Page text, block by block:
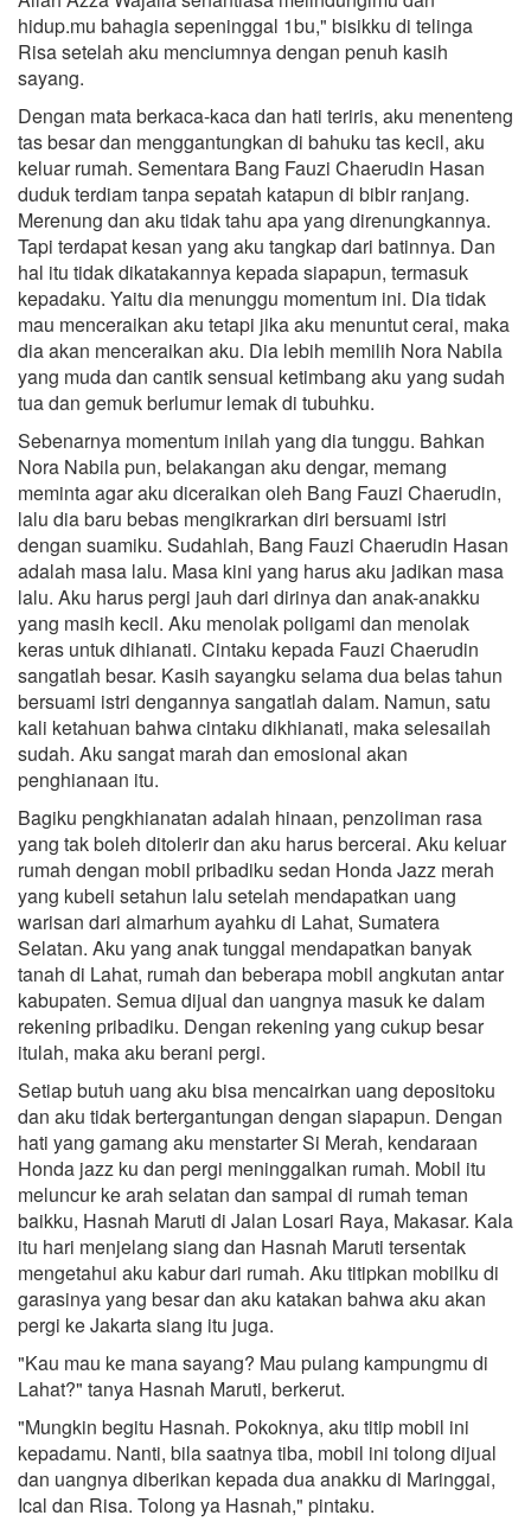
hidup.mu bahagia sepeninggal 1bu," bisikku di telinga
Risa setelah aku menciumnya dengan penuh kasih
sayang.
Dengan mata berkaca-kaca dan hati teriris, aku menenteng
tas besar dan menggantungkan di bahuku tas kecil, aku
keluar rumah. Sementara Bang Fauzi Chaerudin Hasan
duduk terdiam tanpa sepatah katapun di bibir ranjang.
Merenung dan aku tidak tahu apa yang direnungkannya.
Tapi terdapat kesan yang aku tangkap dari batinnya. Dan
hal itu tidak dikatakannya kepada siapapun, termasuk
kepadaku. Yaitu dia menunggu momentum ini. Dia tidak
mau menceraikan aku tetapi jika aku menuntut cerai, maka
dia akan menceraikan aku. Dia lebih memilih Nora Nabila
yang muda dan cantik sensual ketimbang aku yang sudah
tua dan gemuk berlumur lemak di tubuhku.
Sebenarnya momentum inilah yang dia tunggu. Bahkan
Nora Nabila pun, belakangan aku dengar, memang
meminta agar aku diceraikan oleh Bang Fauzi Chaerudin,
lalu dia baru bebas mengikrarkan diri bersuami istri
dengan suamiku. Sudahlah, Bang Fauzi Chaerudin Hasan
adalah masa lalu. Masa kini yang harus aku jadikan masa
lalu. Aku harus pergi jauh dari dirinya dan anak-anakku
yang masih kecil. Aku menolak poligami dan menolak
keras untuk dihianati. Cintaku kepada Fauzi Chaerudin
sangatlah besar. Kasih sayangku selama dua belas tahun
bersuami istri dengannya sangatlah dalam. Namun, satu
kali ketahuan bahwa cintaku dikhianati, maka selesailah
sudah. Aku sangat marah dan emosional akan
penghianaan itu.
Bagiku pengkhianatan adalah hinaan, penzoliman rasa
yang tak boleh ditolerir dan aku harus bercerai. Aku keluar
rumah dengan mobil pribadiku sedan Honda Jazz merah
yang kubeli setahun lalu setelah mendapatkan uang
warisan dari almarhum ayahku di Lahat, Sumatera
Selatan. Aku yang anak tunggal mendapatkan banyak
tanah di Lahat, rumah dan beberapa mobil angkutan antar
kabupaten. Semua dijual dan uangnya masuk ke dalam
rekening pribadiku. Dengan rekening yang cukup besar
itulah, maka aku berani pergi.
Setiap butuh uang aku bisa mencairkan uang depositoku
dan aku tidak bertergantungan dengan siapapun. Dengan
hati yang gamang aku menstarter Si Merah, kendaraan
Honda jazz ku dan pergi meninggalkan rumah. Mobil itu
meluncur ke arah selatan dan sampai di rumah teman
baikku, Hasnah Maruti di Jalan Losari Raya, Makasar. Kala
itu hari menjelang siang dan Hasnah Maruti tersentak
mengetahui aku kabur dari rumah. Aku titipkan mobilku di
garasinya yang besar dan aku katakan bahwa aku akan
pergi ke Jakarta siang itu juga.
"Kau mau ke mana sayang? Mau pulang kampungmu di
Lahat?" tanya Hasnah Maruti, berkerut.
"Mungkin begitu Hasnah. Pokoknya, aku titip mobil ini
kepadamu. Nanti, bila saatnya tiba, mobil ini tolong dijual
dan uangnya diberikan kepada dua anakku di Maringgai,
Ical dan Risa. Tolong ya Hasnah," pintaku.